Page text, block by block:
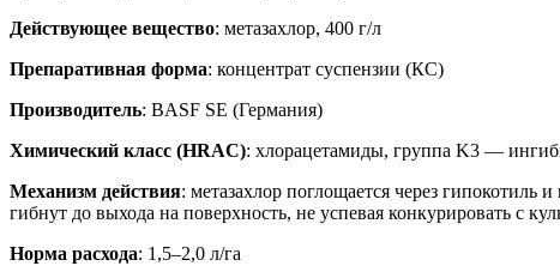
Действующее вещество: метазахлор, 400 г/л
Препаративная форма: концентрат суспензии (КС)
Производитель: BASF SE (Германия)
Химический класс (HRAC): хлорацетамиды, группа K3 —
Механизм действия: метазахлор поглощается через
гибнут до выхода на поверхность, не успевая конкурировать с
Норма расхода: 1,5–2,0 л/га